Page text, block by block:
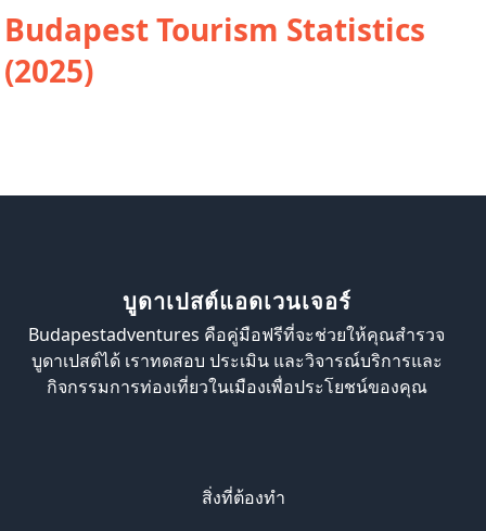
Budapest Tourism Statistics
(2025)
บูดาเปสต์แอดเวนเจอร์
Budapestadventures คือคู่มือฟรีที่จะช่วยให้คุณสำรวจ
บูดาเปสต์ได้ เราทดสอบ ประเมิน และวิจารณ์บริการและ
กิจกรรมการท่องเที่ยวในเมืองเพื่อประโยชน์ของคุณ
สิ่งที่ต้องทำ